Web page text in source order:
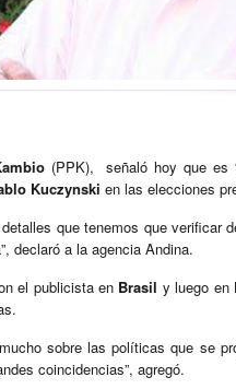
(PPK), señaló hoy que es
Kuczynski en las elecciones
que tenemos que verificar
declaró a la agencia Andina.
el publicista en Brasil y luego en
sobre las políticas que se
coincidencias”, agregó.